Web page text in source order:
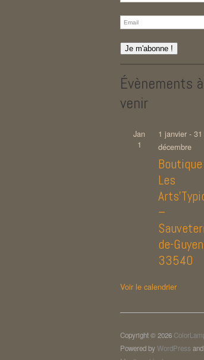
Évènements à
venir
Jan
1
1 janvier - 31
décembre
Boutique
Les
–
de-
33540
Voir le calendrier
Copyright © 2026
Powered byWordPress and